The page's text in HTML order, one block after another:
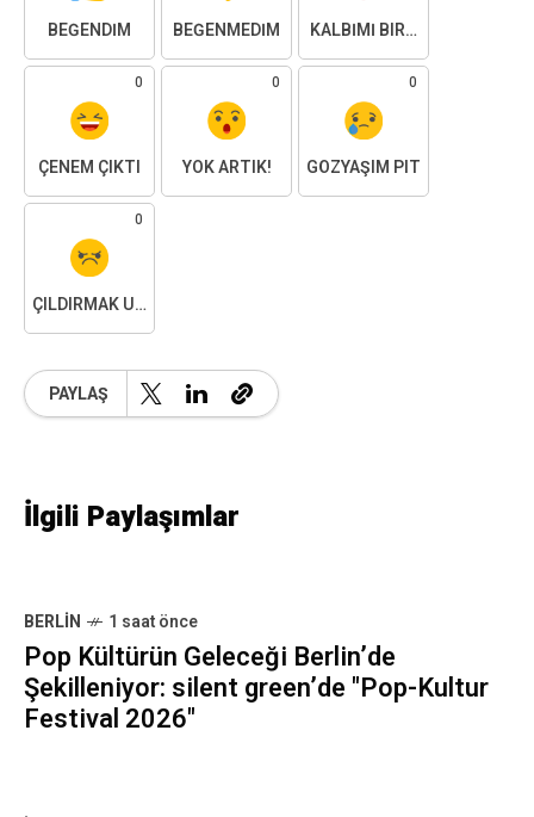
BEĞENDIM BEĞENMEDIM KALBIMI BIRAKTIM
0
ÇENEM ÇIKTI
0
YOK ARTIK!
0
GÖZYAŞIM PIT
0
ÇILDIRMAK ÜZEREYIM
PAYLAŞ
İlgili Paylaşımlar
BERLIN 1 saat önce
Pop Kültürün Geleceği Berlin’de
Şekilleniyor: silent green’de "Pop-Kultur
Festival 2026"